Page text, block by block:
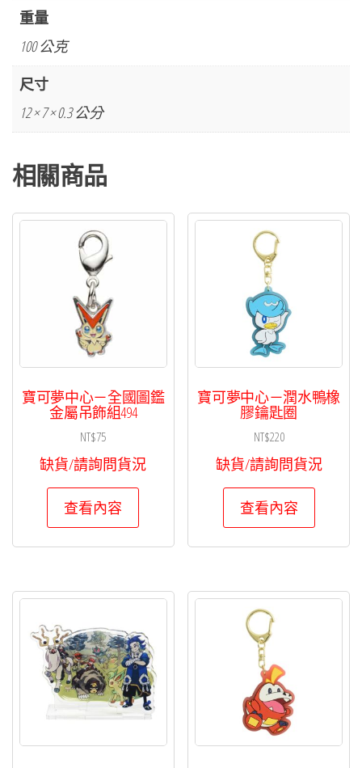
線
列
化
翼
壓
克
力
重量
100 公克
尺寸
12 × 7 × 0.3 公分
相關商品
寶可夢中心－全國圖鑑
金屬吊飾組494
NT$75
缺貨/請詢問貨況
查看內容
寶可夢中心－潤水鴨橡
膠鑰匙圈
NT$220
缺貨/請詢問貨況
查看內容